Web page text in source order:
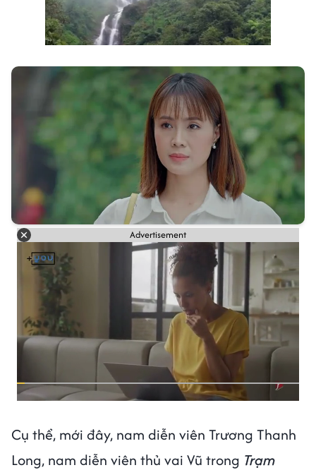
Next video in 1 Cancel
Advertisement
Cụ thể, mới đây, nam diễn viên Trương Thanh
Long, nam diễn viên thủ vai Vũ trong Trạm